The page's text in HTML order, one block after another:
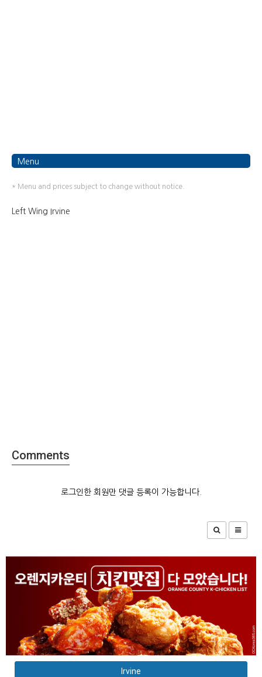
Menu
* Menu and prices subject to change without notice.
Left Wing Irvine
Comments
로그인한 회원만 댓글 등록이 가능합니다.
Irvine